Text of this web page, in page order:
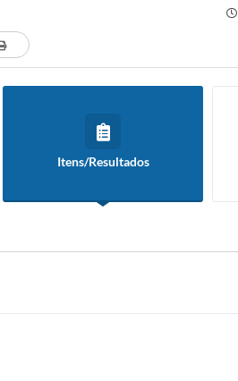
Itens/Resultados